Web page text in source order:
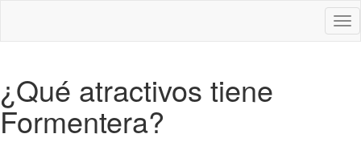
¿Qué atractivos tiene
Formentera?